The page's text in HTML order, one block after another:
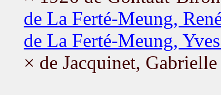
de La Ferté-Meung,
de La Ferté-Meung,
× de Jacquinet, Gabrielle